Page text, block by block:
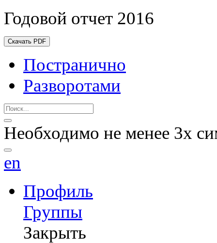
Годовой отчет 2016
Скачать PDF
Постранично
Разворотами
Необходимо не менее 3х
en
Профиль
Группы
Закрыть